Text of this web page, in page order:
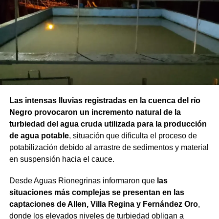
Las intensas lluvias registradas en la cuenca del río
Negro provocaron un incremento natural de la
turbiedad del agua cruda utilizada para la producción
de agua potable, situación que dificulta el proceso de
potabilización debido al arrastre de sedimentos y material
en suspensión hacia el cauce.
Desde Aguas Rionegrinas informaron que las
situaciones más complejas se presentan en las
captaciones de Allen, Villa Regina y Fernández Oro,
donde los elevados niveles de turbiedad obligan a